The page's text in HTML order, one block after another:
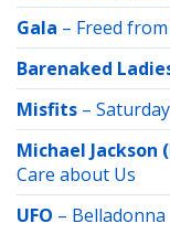
Gala – Freed
Barenaked
Misfits –
Michael
Care about Us
UFO – Belladonna